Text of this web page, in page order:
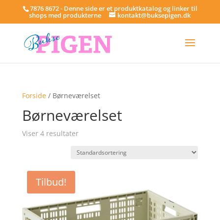
7876 8672 - Denne side er et produktkatalog og linker til
shops med produkterne kontakt@buksepigen.dk
Forside/ Børneværelset
Børneværelset
Viser 4 resultater
Tilbud!